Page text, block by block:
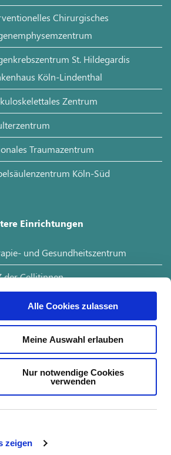
zeigen
Alle Cookies zulassen
Meine Auswahl erlauben
Nur notwendige Cookies
verwenden
Jetzt online Termin vereinbaren
Chirurgisches
St. Hildegardis
Köln-Lindenthal
Zentrum
Traumazentrum
Köln-Süd
Einrichtungen
und Gesundheitszentrum
der Cellitinnen
Tumorboard